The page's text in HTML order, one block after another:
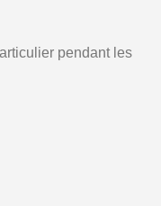
pendant les